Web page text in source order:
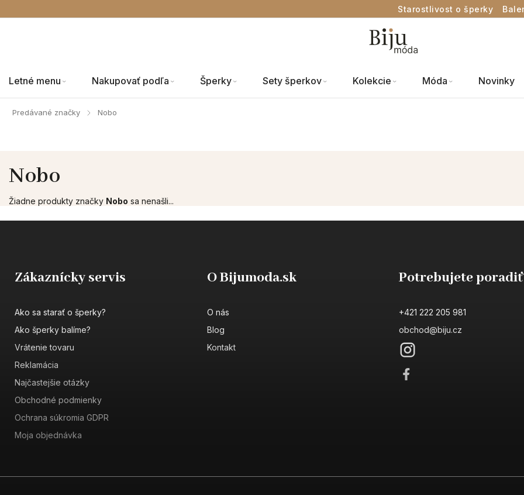
Starostlivost o šperky
Letné menu Nakupovať podľa Šperky Sety šperkov Kolekcie Móda Novinky
Predávané značky / Nobo
Nobo
Žiadne produkty značky Nobo sa nenašli...
Zákaznícky servis
Ako sa starať o šperky?
Ako šperky balíme?
Vrátenie tovaru
Reklamácia
Najčastejšie otázky
Obchodné podmienky
Ochrana súkromia GDPR
Moja objednávka
O Bijumoda.sk
O nás
Blog
Kontakt
Potrebujete
+421 222 205 981
obchod@biju.cz